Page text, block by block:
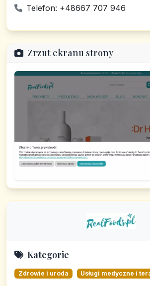
Telefon: +48667 707 946
Zrzut ekranu strony
Kategorie
Zdrowie i uroda Usługi medyczne i